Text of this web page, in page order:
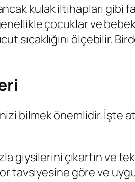
kulak iltihapları
çocuklar ve
sıcaklığını ölçebilir.
bilmek önemlidir.
giysilerini çıkartın ve
tavsiyesine göre ve